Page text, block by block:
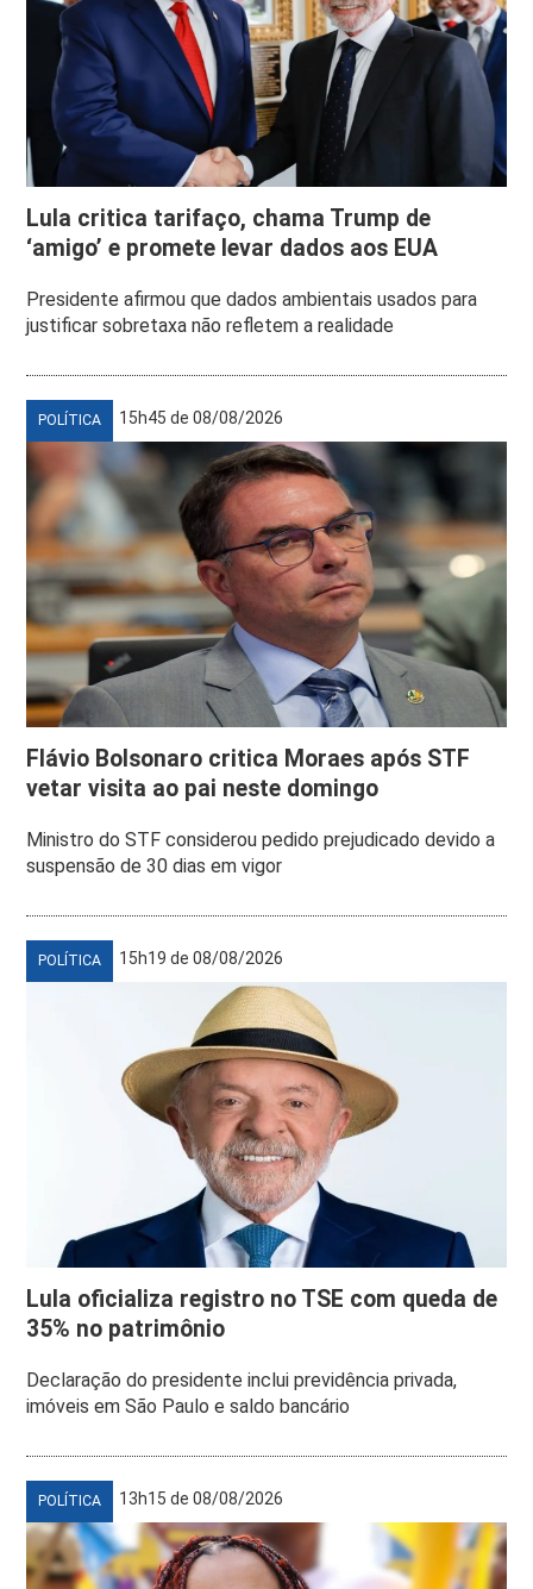
Lula critica tarifaço, chama Trump de
‘amigo’ e promete levar dados aos EUA
Presidente afirmou que dados ambientais usados para
justificar sobretaxa não refletem a realidade
POLÍTICA 15h45 de 08/08/2026
Flávio Bolsonaro critica Moraes após STF
vetar visita ao pai neste domingo
Ministro do STF considerou pedido prejudicado devido a
suspensão de 30 dias em vigor
POLÍTICA 15h19 de 08/08/2026
Lula oficializa registro no TSE com queda de
35% no patrimônio
Declaração do presidente inclui previdência privada,
imóveis em São Paulo e saldo bancário
POLÍTICA 13h15 de 08/08/2026